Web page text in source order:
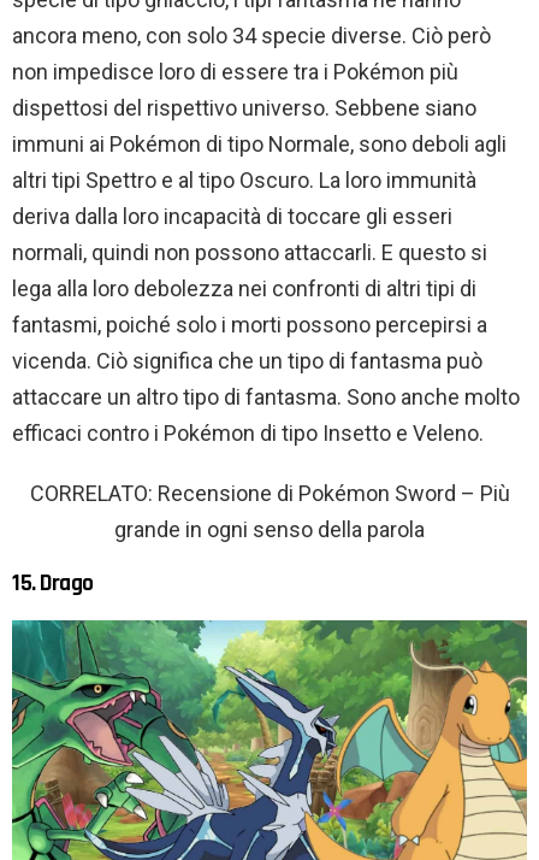
ancora meno, con solo 34 specie diverse. Ciò però
non impedisce loro di essere tra i Pokémon più
dispettosi del rispettivo universo. Sebbene siano
immuni ai Pokémon di tipo Normale, sono deboli agli
altri tipi Spettro e al tipo Oscuro. La loro immunità
deriva dalla loro incapacità di toccare gli esseri
normali, quindi non possono attaccarli. E questo si
lega alla loro debolezza nei confronti di altri tipi di
fantasmi, poiché solo i morti possono percepirsi a
vicenda. Ciò significa che un tipo di fantasma può
attaccare un altro tipo di fantasma. Sono anche molto
efficaci contro i Pokémon di tipo Insetto e Veleno.
CORRELATO: Recensione di Pokémon Sword – Più
grande in ogni senso della parola
15. Drago